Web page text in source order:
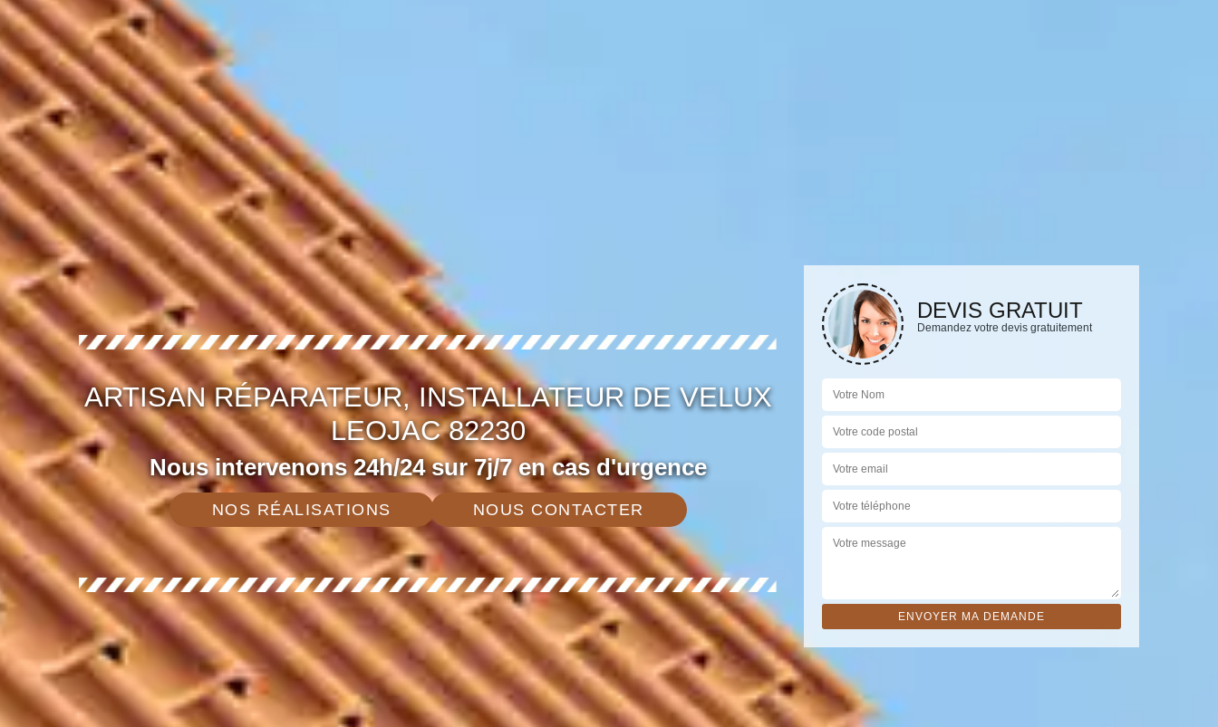
ARTISAN RÉPARATEUR, INSTALLATEUR DE VELUX
LEOJAC 82230
Nous intervenons 24h/24 sur 7j/7 en cas d'urgence
NOS RÉALISATIONS NOUS CONTACTER
DEVIS GRATUIT
Demandez votre devis gratuitement